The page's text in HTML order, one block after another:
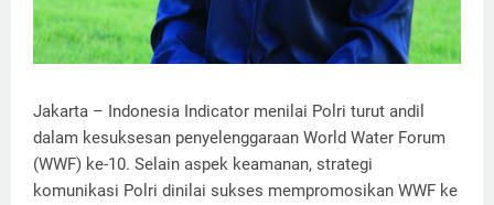
Jakarta – Indonesia Indicator menilai Polri turut andil
dalam kesuksesan penyelenggaraan World Water Forum
(WWF) ke-10. Selain aspek keamanan, strategi
komunikasi Polri dinilai sukses mempromosikan WWF ke